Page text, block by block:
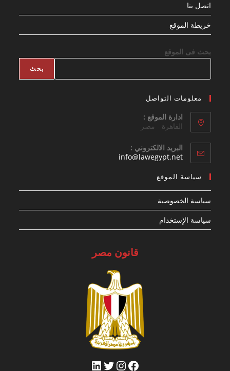
اتصل بنا
خريطة الموقع
بحث فى الموقع
بحث
معلومات التواصل
ادارة الموقع :
القاهرة - مصر
البريد الالكتروني :
info@lawegypt.net
سياسة الموقع
سياسة الخصوصية
سياسة الإستخدام
قانون مصر
فيسبوكإنستجرام
تويتر لينكد إن